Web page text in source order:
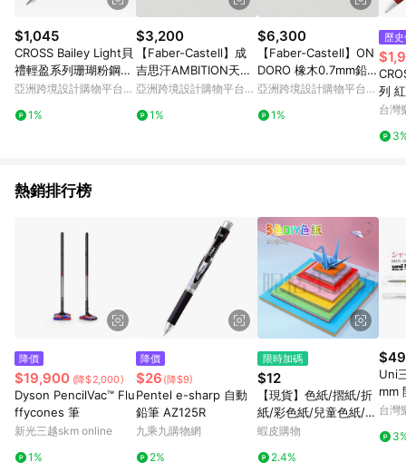
上，首次下載 Pinkoi APP 後，需透過 LINE 購物前往 Pinkoi 頁
面，方享導購資格。
$1,045
CROSS Bailey Light貝
禮輕盈系列珊瑚粉鋼
筆/X尖 (原廠正貨)
亞洲跨境設計購物平台
1%
$3,200
【Faber-Castell】成
吉思汗AMBITION天然
梨木0.7mm 鉛筆 免費
亞洲跨境設計購物平台
1%
$6,300
【Faber-Castell】ON
DORO 橡木0.7mm鉛筆
免費刻字
亞洲跨境設計購物平台
1%
歷
列
支
(單
台灣
熱銷排行榜
降價
$19,900 (降$2,000)
Dyson PencilVac™ Flu
ffycones 筆
新光三越skm online
1%
降價
$26 (降$9)
Pentel e-sharp 自動
鉛筆 AZ125R
九乘九購物網
2%
限時加碼
$12
【現貨】色紙/摺紙/折
紙/彩色紙/兒童色紙/正
方形色紙/摺紙鶴/兒童
軟折紙
蝦皮購物
2.4%
$49
Uni
mm
自動
額下
台灣